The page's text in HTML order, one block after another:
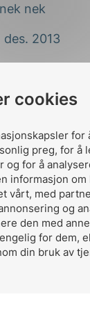
cookies
for
preg, for å
og for å
informasjon om
vårt, med
og
den med
for dem,
din bruk av
nek nek
des. 2013
på:
Del